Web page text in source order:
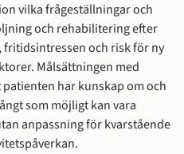
vilka frågeställningar och
och rehabilitering efter
fritidsintressen och risk för ny
Målsättningen med
har kunskap om och
som möjligt kan vara
anpassning för kvarstående